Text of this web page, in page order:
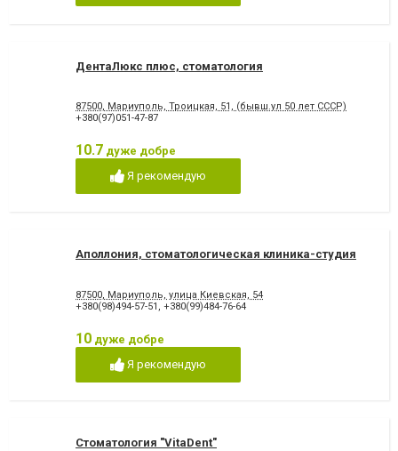
ДентаЛюкс плюс, стоматология
87500, Мариуполь, Троицкая, 51, (бывш.ул 50 лет СССР)
+380(97)051-47-87
10.7 дуже добре
Я рекомендую
Аполлония, стоматологическая клиника-студия
87500, Мариуполь, улица Киевская, 54
+380(98)494-57-51
+380(99)484-76-64
10 дуже добре
Я рекомендую
Стоматология "VitaDent"